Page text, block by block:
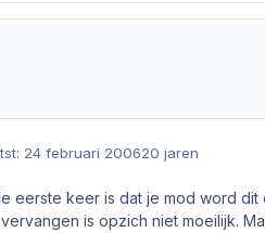
24 februari 200620 jaren
eerste keer is dat je mod word dit
is opzich niet moeilijk.